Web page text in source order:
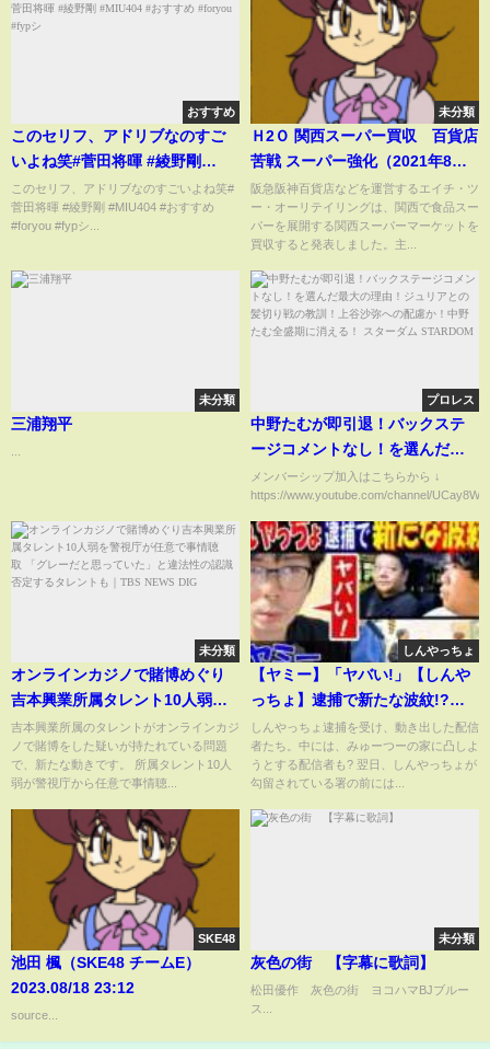
おすすめ
このセリフ、アドリブなのすご
いよね笑#菅田将暉 #綾野剛
#MIU404 #おすすめ #foryou
#fypシ
このセリフ、アドリブなのすごいよね笑#
菅田将暉 #綾野剛 #MIU404 #おすすめ
#foryou #fypシ...
未分類
Ｈ2Ｏ 関西スーパー買収 百貨店
苦戦 スーパー強化（2021年8月
31日）
阪急阪神百貨店などを運営するエイチ・ツ
ー・オーリテイリングは、関西で食品スー
パーを展開する関西スーパーマーケットを
買収すると発表しました。主...
未分類
三浦翔平
プロレス
中野たむが即引退！バックステ
ージコメントなし！を選んだ最
大の理由！ジュリアとの髪切り
戦の教訓！上谷沙弥への配慮
か！中野たむ全盛期に消える！
スターダム STARDOM
メンバーシップ加入はこちらから ↓
https://www.youtube.com/channel/
未分類
オンラインカジノで賭博めぐり
吉本興業所属タレント10人弱を
警視庁が任意で事情聴取 「グレ
ーだと思っていた」と違法性の
認識否定するタレントも｜
吉本興業所属のタレントがオンラインカジ
ノで賭博をした疑いが持たれている問題
で、新たな動きです。 所属タレント10人
弱が警視庁から任意で事情聴...
しんやっちょ
【ヤミー】「ヤバい!」【しんや
っちょ】逮捕で新たな波紋!?
【魂道組長】凸?【ぐみちゃん】
「よく眠れてない顔してた」
しんやっちょ逮捕を受け、動き出した配信
者たち。中には、みゅーつーの家に凸しよ
うとする配信者も? 翌日、しんやっちょが
勾留されている署の前には...
SKE48
池田 楓（SKE48 チームE）
2023.08/18 23:12
source...
未分類
灰色の街 【字幕に歌詞】
松田優作 灰色の街 ヨコハマBJブルー
ス...